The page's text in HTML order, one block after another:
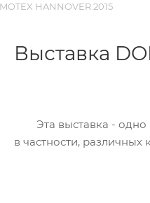
HANNOVER 2015
Выставка
Эта выставка - одно
в частности,